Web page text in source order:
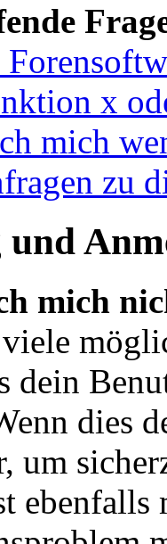
x
mich
zu
mich
dein
dies
um
ebenfalls